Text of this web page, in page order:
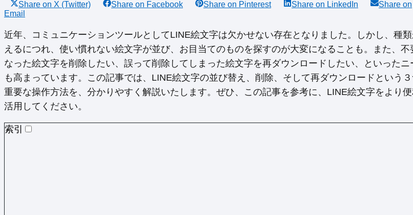
Share on X (Twitter) Share on Facebook Share on Pinterest Share on LinkedIn
Share on
Email
近年、コミュニケーションツールとしてLINE絵文字は欠かせない存在となりました。しかし、種
えるにつれ、使い慣れない絵文字が並び、お目当てのものを探すのが大変になることも。また、不
なった絵文字を削除したい、誤って削除してしまった絵文字を再ダウンロードしたい、といったニ
も高まっています。この記事では、LINE絵文字の並び替え、削除、そして再ダウンロードという
重要な操作方法を、分かりやすく解説いたします。ぜひ、この記事を参考に、LINE絵文字をより便
活用してください。
索引